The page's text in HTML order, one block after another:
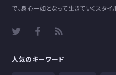
で、身心一如となって生きていくスタイ
人気のキーワード